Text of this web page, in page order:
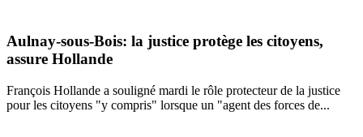
Aulnay-sous-Bois: la justice protège les citoyens,
assure Hollande
François Hollande a souligné mardi le rôle protecteur de la justice
pour les citoyens "y compris" lorsque un "agent des forces de...